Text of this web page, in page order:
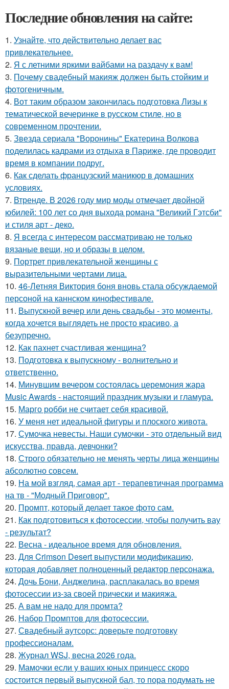
Последние обновления на сайте:
1. Узнайте, что действительно делает вас
привлекательнее.
2. Я с летними яркими вайбами на раздачу к вам!
3. Почему свадебный макияж должен быть стойким и
фотогеничным.
4. Вот таким образом закончилась подготовка Лизы к
тематической вечеринке в русском стиле, но в
современном прочтении.
5. Звезда сериала "Воронины" Екатерина Волкова
поделилась кадрами из отдыха в Париже, где проводит
время в компании подруг.
6. Как сделать французский маникюр в домашних
условиях.
7. Втренде. В 2026 году мир моды отмечает двойной
юбилей: 100 лет со дня выхода романа "Великий Гэтсби"
и стиля арт - деко.
8. Я всегда с интересом рассматриваю не только
вязаные вещи, но и образы в целом.
9. Портрет привлекательной женщины с
выразительными чертами лица.
10. 46-Летняя Виктория боня вновь стала обсуждаемой
персоной на каннском кинофестивале.
11. Выпускной вечер или день свадьбы - это моменты,
когда хочется выглядеть не просто красиво, а
безупречно.
12. Как пахнет счастливая женщина?
13. Подготовка к выпускному - волнительно и
ответственно.
14. Минувшим вечером состоялась церемония жара
Music Awards - настоящий праздник музыки и гламура.
15. Марго робби не считает себя красивой.
16. У меня нет идеальной фигуры и плоского живота.
17. Сумочка невесты. Наши сумочки - это отдельный вид
искусства, правда, девчонки?
18. Строго обязательно не менять черты лица женщины
абсолютно совсем.
19. На мой взгляд, самая арт - терапевтичная программа
на тв - "Модный Приговор".
20. Промпт, который делает такое фото сам.
21. Как подготовиться к фотосессии, чтобы получить вау
- результат?
22. Весна - идеальное время для обновления.
23. Для Crimson Desert выпустили модификацию,
которая добавляет полноценный редактор персонажа.
24. Дочь Бони, Анджелина, расплакалась во время
фотосессии из-за своей прически и макияжа.
25. А вам не надо для промта?
26. Набор Промптов для фотосессии.
27. Свадебный аутсорс: доверьте подготовку
профессионалам.
28. Журнал WSJ, весна 2026 года.
29. Мамочки если у ваших юных принцесс скоро
состоится первый выпускной бал, то пора подумать не